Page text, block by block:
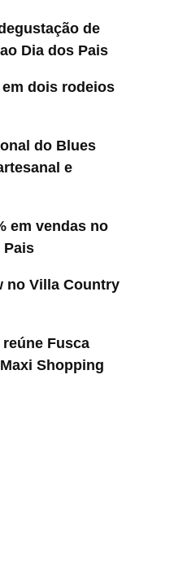
de
Dia dos Pais
dois rodeios
do Blues
e
em vendas no
Pais
no Villa Country
Fusca
Shopping